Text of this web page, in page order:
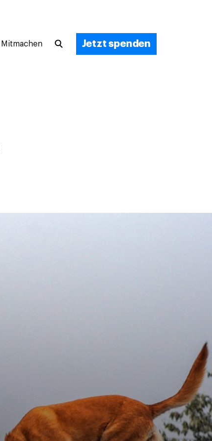
Mitmachen Jetzt spenden